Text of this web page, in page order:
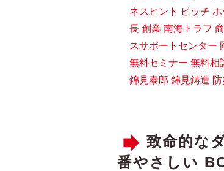
ネスヒント
ピッチ
長 創業 南海トラフ
スサポートセンター
無料セミナー 無料相
錦見泰郎 錦見鋳造
致命的な
番やさしい